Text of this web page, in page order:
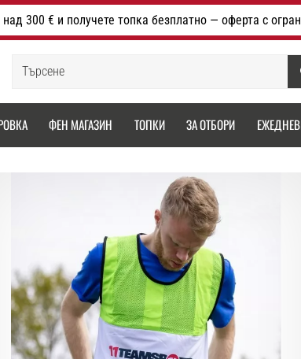
300 € и получете топка безплатно — оферта с
ФЕН МАГАЗИН ТОПКИ ЗА ОТБОРИ